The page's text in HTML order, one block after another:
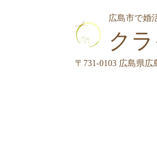
広島市で婚
ク
〒731-0103 広島県